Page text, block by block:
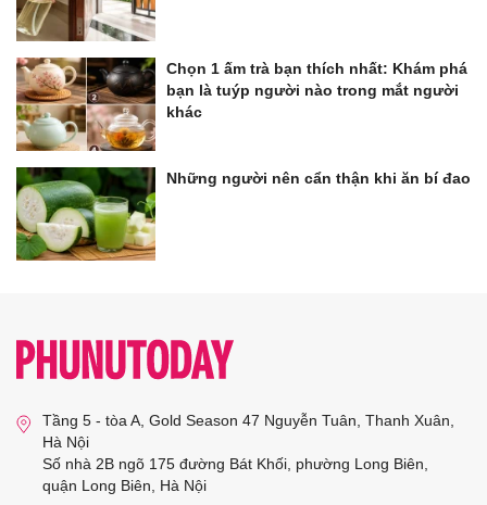
Chọn 1 ấm trà bạn thích nhất: Khám phá
bạn là tuýp người nào trong mắt người
khác
Những người nên cẩn thận khi ăn bí đao
Tầng 5 - tòa A, Gold Season 47 Nguyễn Tuân, Thanh Xuân,
Hà Nội
Số nhà 2B ngõ 175 đường Bát Khối, phường Long Biên,
quận Long Biên, Hà Nội